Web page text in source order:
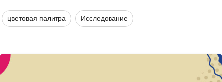
цветовая палитра Исследование